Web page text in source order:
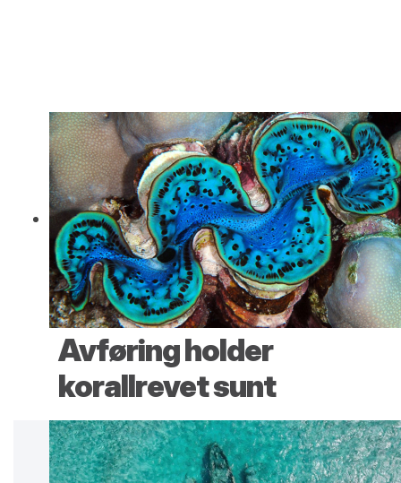
Avføring holder
korallrevet sunt